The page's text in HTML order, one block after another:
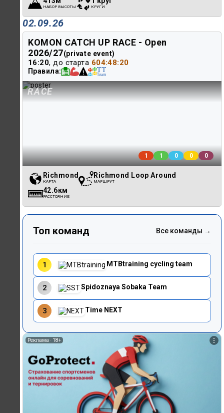
НАБОР ВЫСОТЫ КРУГИ
02.09.26
KOMON CATCH UP RACE - Open
2026/27(private event)
16:20, до старта 604:48:20
Правила
RACE
Richmond
КАРТА
Richmond Loop Around
МАРШРУТ
42.6км
РАССТОЯНИЕ
1 1 0 0 0
Топ команд Все команды →
1 MTBtraining cycling team
2 Spidoznaya Sobaka Team
3 Time NEXT
Реклама · 18+